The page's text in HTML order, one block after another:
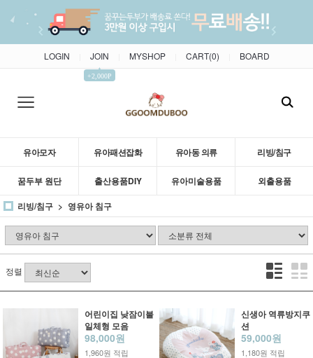
LOGIN JOIN
▲
+2,000P
MYSHOP CART(0) BOARD
유아모자 유아패션잡화 유아동 의류 리빙/침구
꿈두부 원단 출산용품DIY 유아미술용품
외출용품
리빙/침구
영유아 침구
정렬
어린이집 낮잠이불
일체형 모음
98,000원
1,960원 적립
신생아 역류방지쿠
션
59,000원
1,180원 적립